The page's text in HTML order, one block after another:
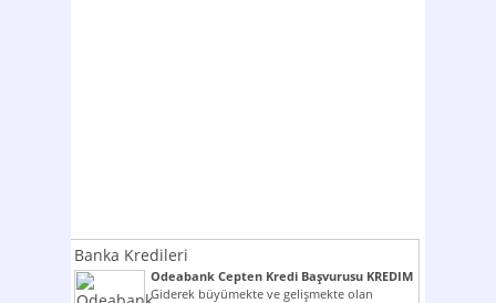
Banka Kredileri
Odeabank Cepten Kredi Başvurusu KREDIM
8444
Giderek büyümekte ve gelişmekte olan